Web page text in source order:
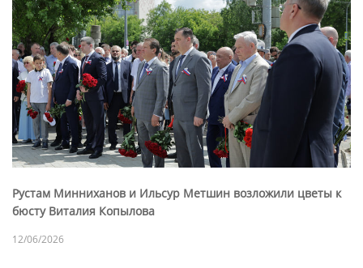
Рустам Минниханов и Ильсур Метшин возложили цветы к
бюсту Виталия Копылова
12/06/2026